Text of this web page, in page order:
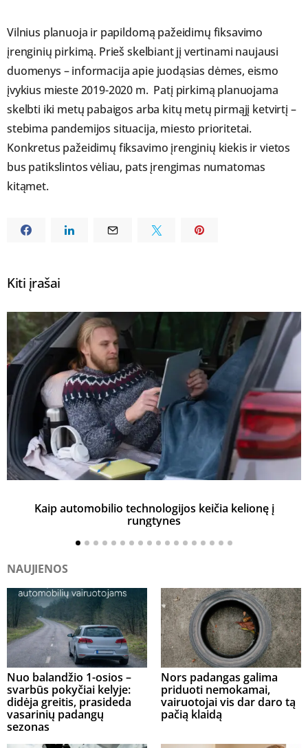
Vilnius planuoja ir papildomą pažeidimų fiksavimo
įrenginių pirkimą. Prieš skelbiant jį vertinami naujausi
duomenys – informacija apie juodąsias dėmes, eismo
įvykius mieste 2019-2020 m. Patį pirkimą planuojama
skelbti iki metų pabaigos arba kitų metų pirmąjį ketvirtį –
stebima pandemijos situacija, miesto prioritetai.
Konkretus pažeidimų fiksavimo įrenginių kiekis ir vietos
bus patikslintos vėliau, pats įrengimas numatomas
kitąmet.
Kiti įrašai
Kaip automobilio technologijos keičia kelionę į
rungtynes
NAUJIENOS
Nuo balandžio 1-osios –
svarbūs pokyčiai kelyje:
didėja greitis, prasideda
vasarinių padangų
sezonas
Nors padangas galima
priduoti nemokamai,
vairuotojai vis dar daro tą
pačią klaidą